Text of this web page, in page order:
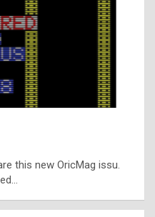
this new OricMag issu.